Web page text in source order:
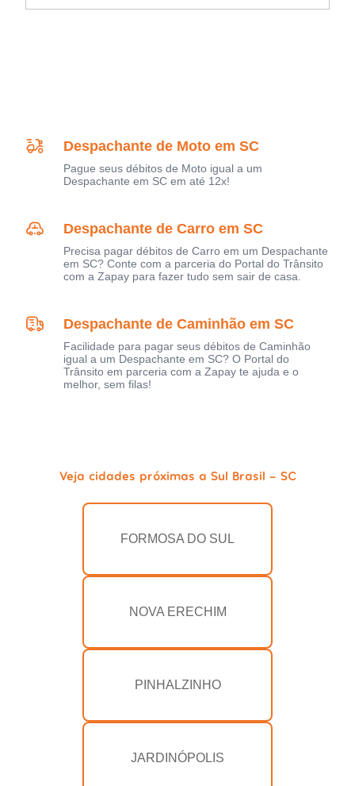
Despachante de Moto em SC
Pague seus débitos de Moto igual a um
Despachante em SC em até 12x!
Despachante de Carro em SC
Precisa pagar débitos de Carro em um Despachante
em SC? Conte com a parceria do Portal do Trânsito
com a Zapay para fazer tudo sem sair de casa.
Despachante de Caminhão em SC
Facilidade para pagar seus débitos de Caminhão
igual a um Despachante em SC? O Portal do
Trânsito em parceria com a Zapay te ajuda e o
melhor, sem filas!
Veja cidades próximas a Sul Brasil - SC
FORMOSA DO SUL
NOVA ERECHIM
PINHALZINHO
JARDINÓPOLIS